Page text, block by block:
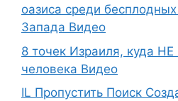
оазиса среди
Запада Видео
8 точек Израиля, куда
человека Видео
IL Пропустить Поиск